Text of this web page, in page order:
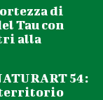
di
Tau con
alla
54:
territorio